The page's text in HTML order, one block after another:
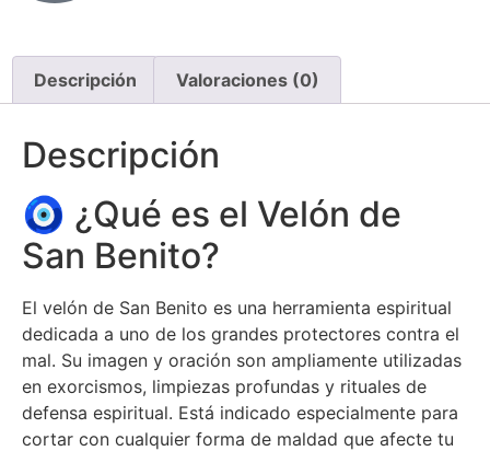
Descripción Valoraciones (0)
Descripción
🧿 ¿Qué es el Velón de
San Benito?
El velón de San Benito es una herramienta espiritual
dedicada a uno de los grandes protectores contra el
mal. Su imagen y oración son ampliamente utilizadas
en exorcismos, limpiezas profundas y rituales de
defensa espiritual. Está indicado especialmente para
cortar con cualquier forma de maldad que afecte tu